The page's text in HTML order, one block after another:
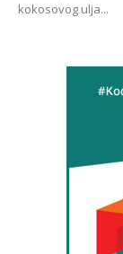
kokosovog ulja...